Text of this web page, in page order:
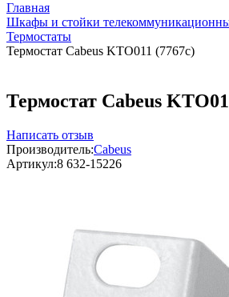
Главная
Шкафы и стойки
Термостаты
Термостат Cabeus KTO011 (7767c)
Термостат Cabeus
Написать отзыв
Производитель:Cabeus
Артикул:8 632-15226